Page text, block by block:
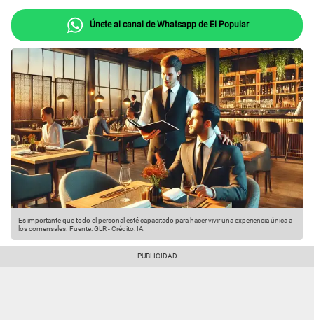
Únete al canal de Whatsapp de El Popular
Es importante que todo el personal esté capacitado para hacer vivir una experiencia única a
los comensales. Fuente: GLR-Crédito: IA